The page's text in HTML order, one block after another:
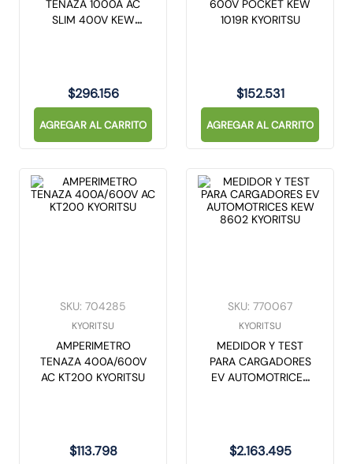
TENAZA 1000A AC
SLIM 400V KEW
$296.156
AGREGAR AL CARRITO
600V POCKET KEW
1019R KYORITSU
$152.531
AGREGAR AL CARRITO
SKU: 704285
KYORITSU
AMPERIMETRO
TENAZA 400A/600V
AC KT200 KYORITSU
$113.798
SKU: 770067
KYORITSU
MEDIDOR Y TEST
PARA CARGADORES
EV AUTOMOTRICES
$2.163.495